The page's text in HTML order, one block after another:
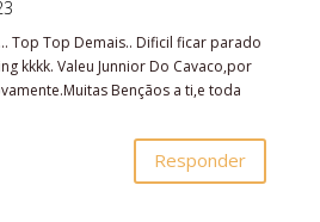
Top Top Demais.. Dificil ficar parado
kkkk. Valeu Junnior Do Cavaco,por
Bençãos a ti,e toda
Responder